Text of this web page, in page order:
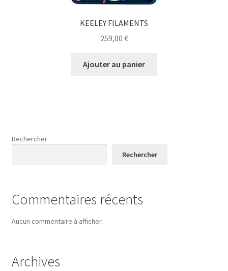
KEELEY FILAMENTS
259,00 €
Ajouter au panier
Rechercher
Rechercher
Commentaires récents
Aucun commentaire à afficher.
Archives